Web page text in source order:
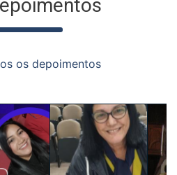
os depoimentos